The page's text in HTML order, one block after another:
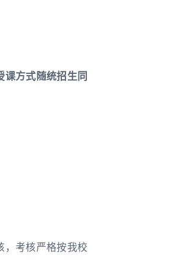
课方式随统招生同
，考核严格按我校